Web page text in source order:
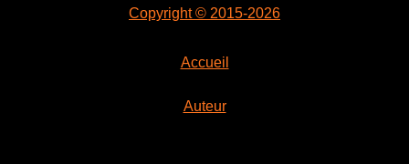
Copyright © 2015-2026
Accueil
Auteur